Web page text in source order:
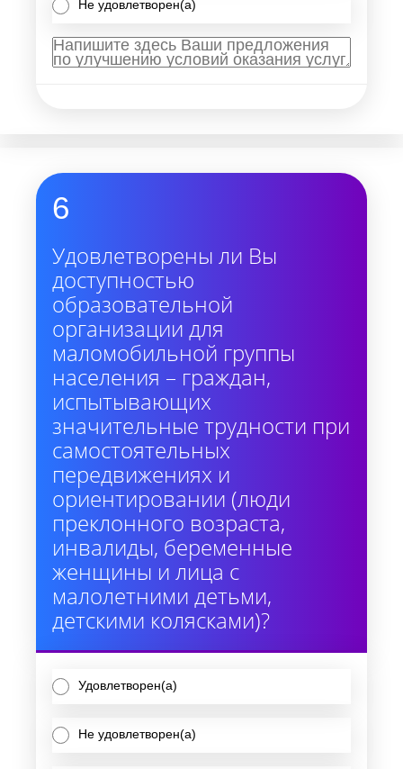
Не удовлетворен(а)
6
Удовлетворены ли Вы
доступностью
образовательной
организации для
маломобильной группы
населения – граждан,
испытывающих
значительные трудности при
самостоятельных
передвижениях и
ориентировании (люди
преклонного возраста,
инвалиды, беременные
женщины и лица с
малолетними детьми,
детскими колясками)?
Удовлетворен(а)
Не удовлетворен(а)